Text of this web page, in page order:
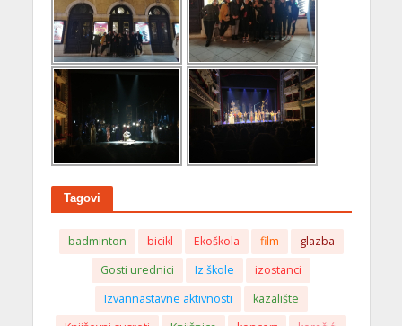
Tagovi
badminton bicikl Ekoškola film
glazba
Gosti urednici
Iz škole
izostanci
Izvannastavne aktivnosti
kazalište